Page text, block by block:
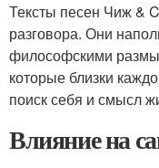
Тексты песен Чиж &
разговора. Они
философскими
которые близки
поиск себя и смысл
Влияние на